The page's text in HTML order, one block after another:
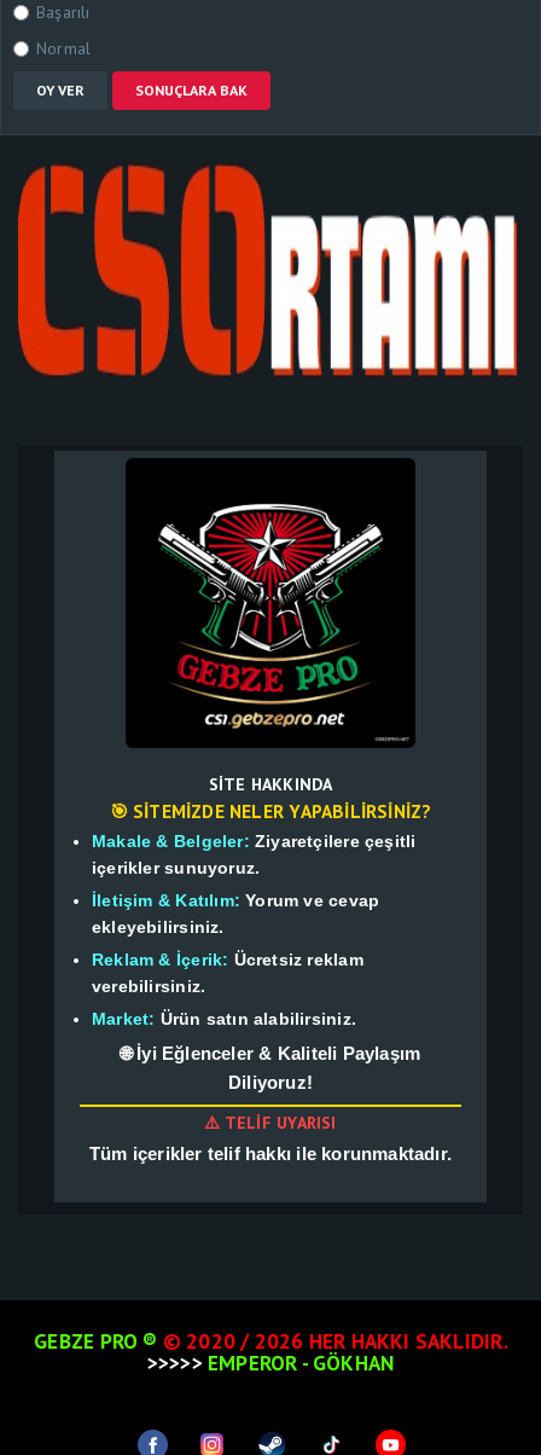
Başarılı
Normal
OY VER SONUÇLARA BAK
SITE HAKKINDA
🎯 SITEMIZDE NELER YAPABILIRSINIZ?
Makale & Belgeler: Ziyaretçilere çeşitli
içerikler sunuyoruz.
İletişim & Katılım: Yorum ve cevap
ekleyebilirsiniz.
Reklam & İçerik: Ücretsiz reklam
verebilirsiniz.
Market: Ürün satın alabilirsiniz.
🌐 İyi Eğlenceler & Kaliteli Paylaşım
Diliyoruz!
⚠️ TELIF UYARISI
Tüm içerikler telif hakkı ile korunmaktadır.
GEBZE PRO ® © 2020 / 2026 HER HAKKI SAKLIDIR.
>>>>> EMPEROR - GÖKHAN